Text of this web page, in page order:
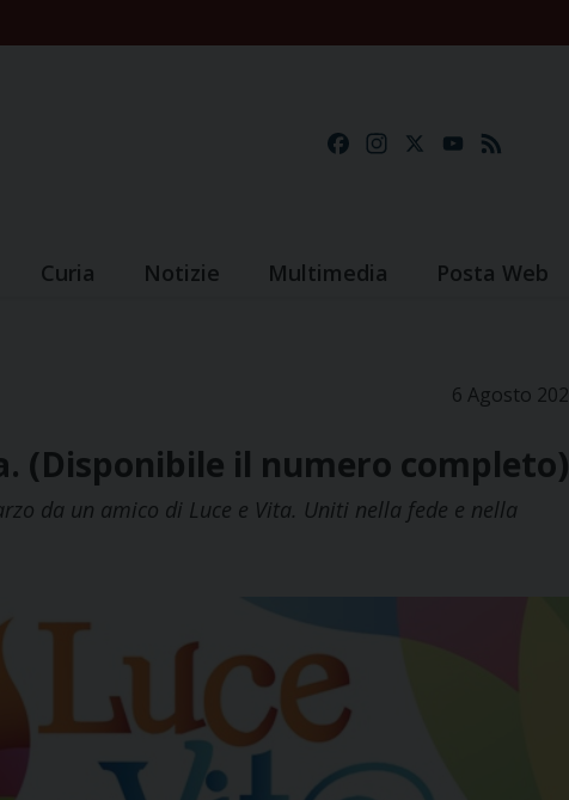
FacebookInstagramYouTube
Curia Notizie Multimedia Posta Web
6 Agosto
(Disponibile il numero completo)
da un amico di Luce e Vita. Uniti nella fede e nella